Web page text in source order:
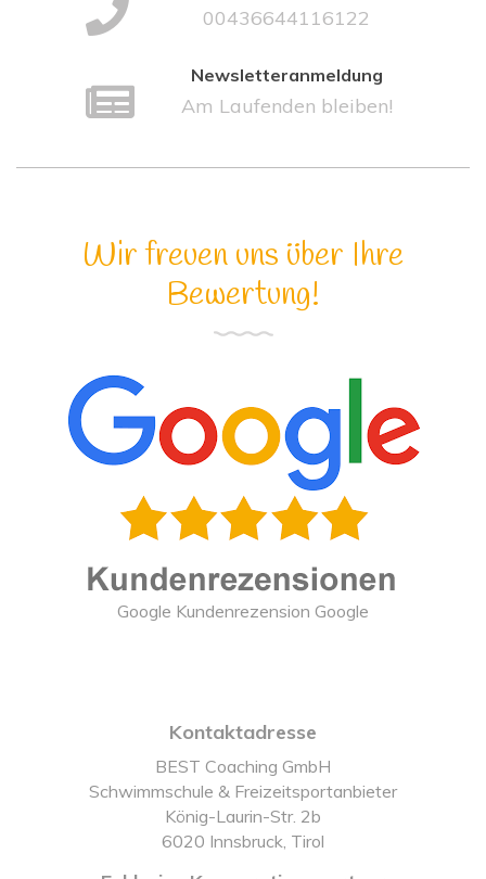
00436644116122
Newsletteranmeldung
Am Laufenden bleiben!
Wir freuen uns über Ihre
Bewertung!
Google Kundenrezension Google
Kontaktadresse
BEST Coaching GmbH
Schwimmschule & Freizeitsportanbieter
König-Laurin-Str. 2b
6020 Innsbruck, Tirol